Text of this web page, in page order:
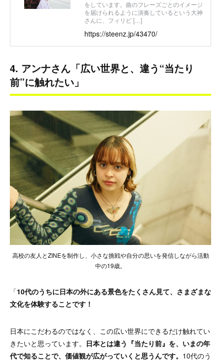
をしています。曲のフレーズごとのイメージ
を届けられるように演奏しているという大神
さんに、フィリピ […]
https://steenz.jp/43470/
4. アンナさん「広い世界と、違う“当たり
前”に触れたい」
高校の友人とZINEを制作し、小さな挑戦や自分の思いを発信しながら活動
中の19歳。
「10代のうちに日本の外にある景色をたくさん見て、さまざまな
文化を体験することです！
日本にこだわるのではなく、この広い世界にできるだけ触れてい
きたいと思っています。 日本とは違う『当たり前』を、いまの年
代で知ることで、価値観が広がっていくと思うんです。 10代のう